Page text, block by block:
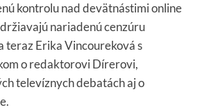
kontrolu nad devätnástimi online
nariadenú cenzúru
teraz Erika Vincoureková s
o redaktorovi Dírerovi,
televíznych debatách aj o